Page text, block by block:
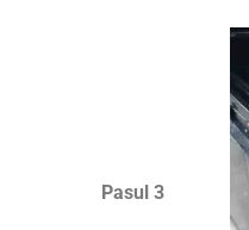
Pasul 3